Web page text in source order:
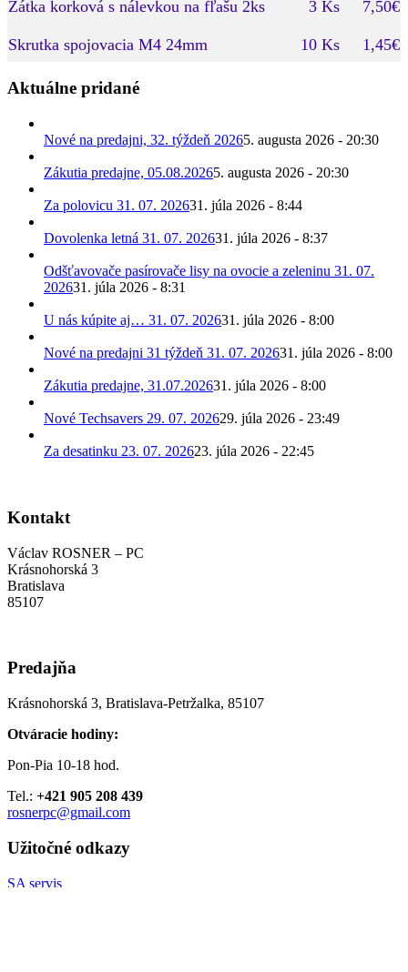
Zátka korková s nálevkou na fľašu 2ks 3 Ks 7,50€
Skrutka spojovacia M4 24mm 10 Ks 1,45€
Aktuálne pridané
Nové na predajni, 32. týždeň 20265. augusta 2026 - 20:30
Zákutia predajne, 05.08.20265. augusta 2026 - 20:30
Za polovicu 31. 07. 202631. júla 2026 - 8:44
Dovolenka letná 31. 07. 202631. júla 2026 - 8:37
Odšťavovače pasírovače lisy na ovocie a zeleninu 31. 07.
202631. júla 2026 - 8:31
U nás kúpite aj… 31. 07. 202631. júla 2026 - 8:00
Nové na predajni 31 týždeň 31. 07. 202631. júla 2026 - 8:00
Zákutia predajne, 31.07.202631. júla 2026 - 8:00
Nové Techsavers 29. 07. 202629. júla 2026 - 23:49
Za desatinku 23. 07. 202623. júla 2026 - 22:45
Kontakt
Václav ROSNER – PC
Krásnohorská 3
Bratislava
85107
Predajňa
Krásnohorská 3, Bratislava-Petržalka, 85107
Otváracie hodiny:
Pon-Pia 10-18 hod.
Tel.: +421 905 208 439
rosnerpc@gmail.com
Užitočné odkazy
SA servis